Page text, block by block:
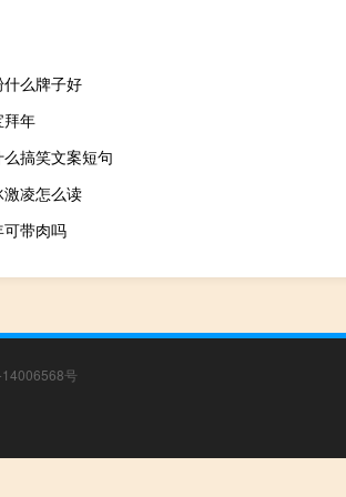
什么牌子好
拜年
搞笑文案短句
凌怎么读
带肉吗
号